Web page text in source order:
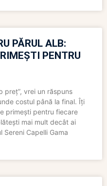
PĂRUL ALB:
PENTRU
preț”, vrei un răspuns
costul până la final. Îți
primești pentru fiecare
mai mult decât ai
Capelli Gama